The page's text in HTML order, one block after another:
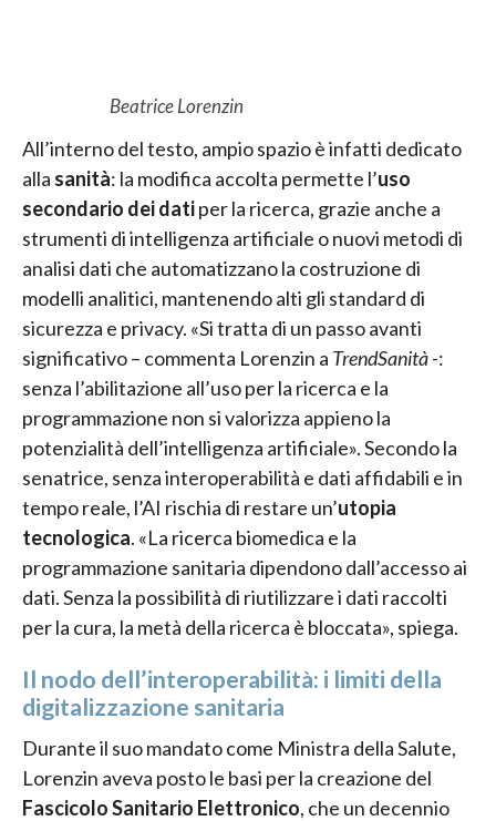
Beatrice Lorenzin
All’interno del testo, ampio spazio è infatti dedicato
alla sanità: la modifica accolta permette l’uso
secondario dei datiper la ricerca, grazie anche a
strumenti di intelligenza artificiale o nuovi metodi di
analisi dati che automatizzano la costruzione di
modelli analitici, mantenendo alti gli standard di
sicurezza e privacy. «Si tratta di un passo avanti
significativo – commenta Lorenzin a TrendSanità-:
senza l’abilitazione all’uso per la ricerca e la
programmazione non si valorizza appieno la
potenzialità dell’intelligenza artificiale». Secondo la
senatrice, senza interoperabilità e dati affidabili e in
tempo reale, l’AI rischia di restare un’utopia
tecnologica. «La ricerca biomedica e la
programmazione sanitaria dipendono dall’accesso ai
dati. Senza la possibilità di riutilizzare i dati raccolti
per la cura, la metà della ricerca è bloccata», spiega.
Il nodo dell’interoperabilità: i limiti della
digitalizzazione sanitaria
Durante il suo mandato come Ministra della Salute,
Lorenzin aveva posto le basi per la creazione del
Fascicolo Sanitario Elettronico, che un decennio